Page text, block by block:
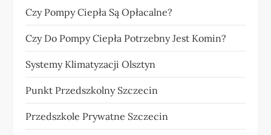
Czy Pompy Ciepła Są Opłacalne?
Czy Do Pompy Ciepła Potrzebny Jest Komin?
Systemy Klimatyzacji Olsztyn
Punkt Przedszkolny Szczecin
Przedszkole Prywatne Szczecin